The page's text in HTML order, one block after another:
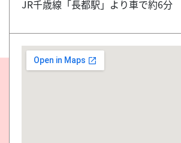
JR千歳線「長都駅」より車で約6分